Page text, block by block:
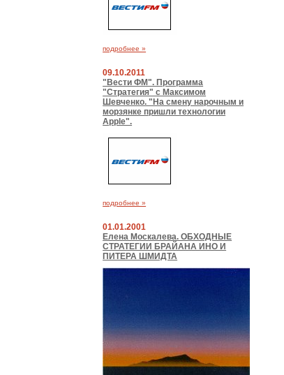
подробнее »
09.10.2011
"Вести ФМ". Программа
"Стратегия" с Максимом
Шевченко. "На смену нарочным и
морзянке пришли технологии
Apple".
подробнее »
01.01.2001
Елена Москалева. ОБХОДНЫЕ
СТРАТЕГИИ БРАЙАНА ИНО И
ПИТЕРА ШМИДТА